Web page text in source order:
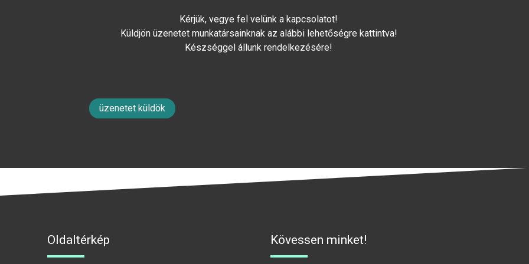
Kérjük, vegye fel velünk a kapcsolatot!
Küldjön üzenetet munkatársainknak az alábbi lehetőségre kattintva!
Készséggel állunk rendelkezésére!
üzenetet küldök
Oldaltérkép Kövessen minket!